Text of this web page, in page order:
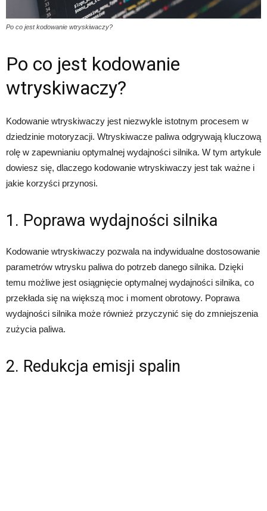
Po co jest kodowanie wtryskiwaczy?
Po co jest kodowanie
wtryskiwaczy?
Kodowanie wtryskiwaczy jest niezwykle istotnym procesem w
dziedzinie motoryzacji. Wtryskiwacze paliwa odgrywają kluczową
rolę w zapewnianiu optymalnej wydajności silnika. W tym artykule
dowiesz się, dlaczego kodowanie wtryskiwaczy jest tak ważne i
jakie korzyści przynosi.
1. Poprawa wydajności silnika
Kodowanie wtryskiwaczy pozwala na indywidualne dostosowanie
parametrów wtrysku paliwa do potrzeb danego silnika. Dzięki
temu możliwe jest osiągnięcie optymalnej wydajności silnika, co
przekłada się na większą moc i moment obrotowy. Poprawa
wydajności silnika może również przyczynić się do zmniejszenia
zużycia paliwa.
2. Redukcja emisji spalin